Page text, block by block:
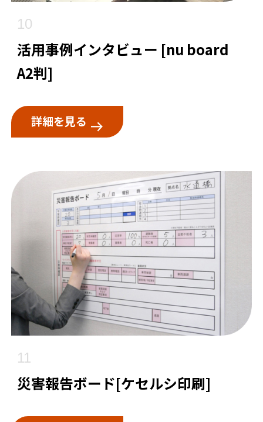
10
活用事例インタビュー [nu board
A2判]
詳細を見る
11
災害報告ボード[ケセルシ印刷]